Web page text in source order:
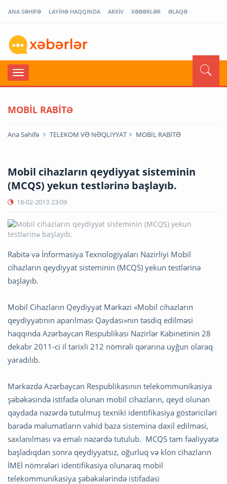
ANA SƏHİFƏ LAYİHƏ HAQQINDA ARXİV XƏBƏRLƏR ƏLAQƏ
MOBİL RABİTƏ
Ana Səhifə TELEKOM VƏ NƏQLİYYAT MOBİL RABİTƏ
Mobil cihazların qeydiyyat sisteminin
(MCQS) yekun testlərinə başlayıb.
18-02-2013 23:09
Rabitə və İnformasiya Texnologiyaları Nazirliyi Mobil
cihazların qeydiyyat sisteminin (MCQS) yekun testlərinə
başlayıb.
Mobil Cihazların Qeydiyyat Mərkəzi «Mobil cihazların
qeydiyyatının aparılması Qaydası»nın təsdiq edilməsi
haqqında Azərbaycan Respublikası Nazirlər Kabinetinin 28
dekabr 2011-ci il tarixli 212 nömrəli qərarına uyğun olaraq
yaradılıb.
Mərkəzdə Azərbaycan Respublikasının telekommunikasiya
şəbəkəsində istifadə olunan mobil cihazların, qeyd olunan
qaydada nəzərdə tutulmuş texniki identifikasiya göstəriciləri
barədə məlumatların vahid baza sisteminə daxil edilməsi,
saxlanılması və emalı nəzərdə tutulub. MCQS tam fəaliyyətə
başladıqdan sonra qeydiyyatsız, oğurluq və klon cihazların
İMEİ nömrələri identifikasiya olunaraq mobil
telekommunikasiya şəbəkələrində istifadəsi